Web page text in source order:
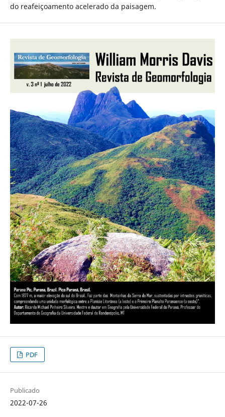
do reafeiçoamento acelerado da paisagem.
PDF
Publicado
2022-07-26